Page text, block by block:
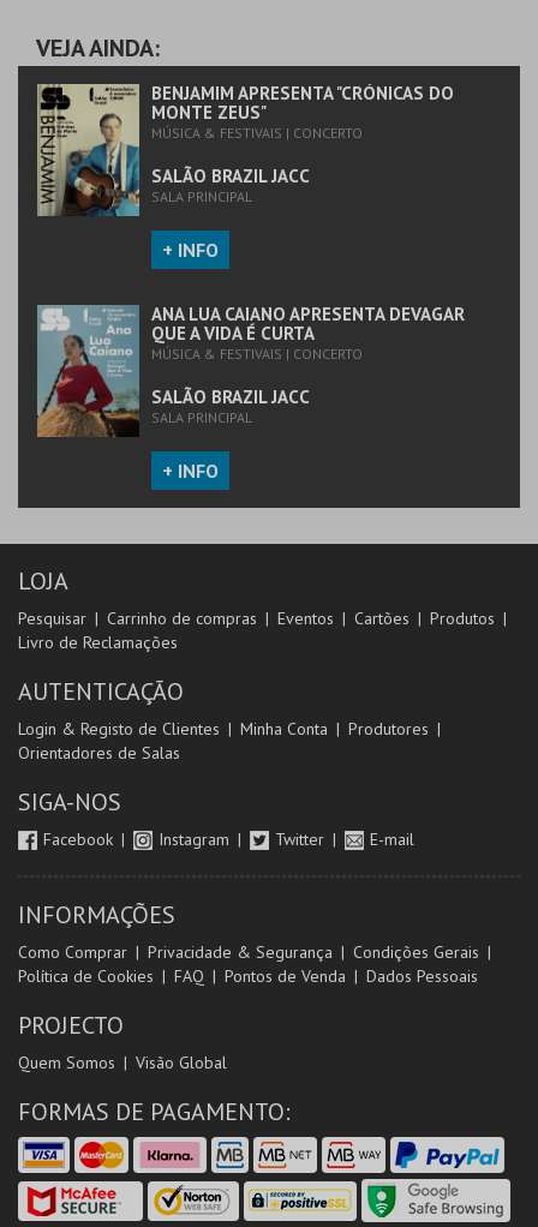
MAIS INFO
COMPRAR
VEJA AINDA:
BENJAMIM APRESENTA "CRÓNICAS DO
MONTE ZEUS"
MÚSICA & FESTIVAIS | CONCERTO
SALÃO BRAZIL JACC
SALA PRINCIPAL
+ INFO
ANA LUA CAIANO APRESENTA DEVAGAR
QUE A VIDA É CURTA
MÚSICA & FESTIVAIS | CONCERTO
SALÃO BRAZIL JACC
SALA PRINCIPAL
+ INFO
LOJA
Pesquisar Carrinho de compras Eventos Cartões
Produtos
Livro de Reclamações
AUTENTICAÇÃO
Login & Registo de Clientes Minha Conta
Produtores
Orientadores de Salas
SIGA-NOS
Facebook Instagram Twitter E-mail
INFORMAÇÕES
Como Comprar Privacidade & Segurança
Condições Gerais
Política de Cookies
FAQ Pontos de Venda Dados Pessoais
PROJECTO
Quem Somos Visão Global
FORMAS DE PAGAMENTO: